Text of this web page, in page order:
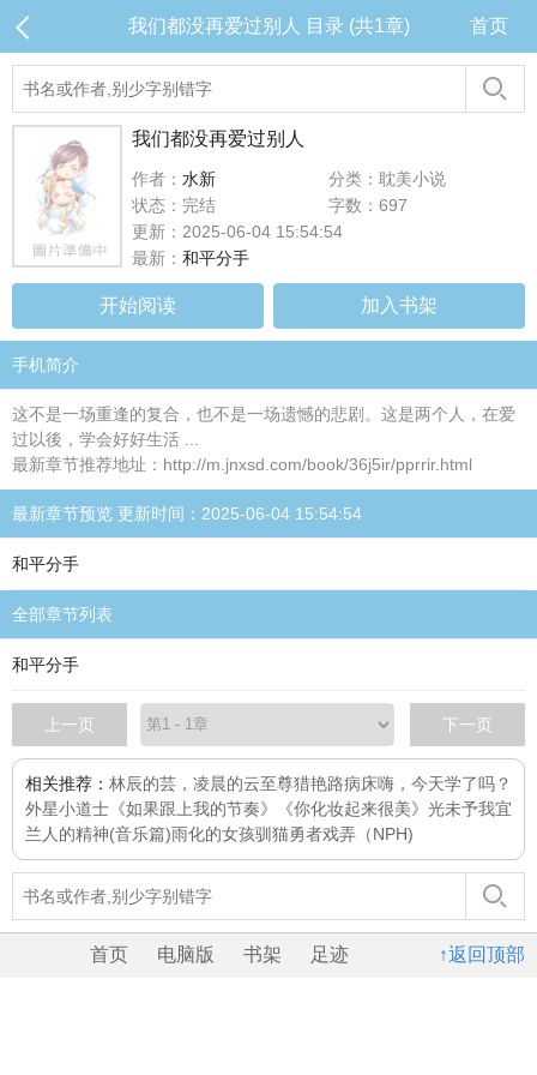
我们都没再爱过别人 目录 (共1章) 首页
我们都没再爱过别人
作者： 水新
分类：耽美小说
状态：完结
字数：697
更新：2025-06-04 15:54:54
最新： 和平分手
开始阅读 加入书架
手机简介
这不是一场重逢的复合，也不是一场遗憾的悲剧。这是两个人，在爱
过以後，学会好好生活 ...
最新章节推荐地址：http://m.jnxsd.com/book/36j5ir/pprrir.html
最新章节预览 更新时间：2025-06-04 15:54:54
和平分手
全部章节列表
和平分手
上一页 下一页
相关推荐： 林辰的芸，凌晨的云至尊猎艳路病床嗨，今天学了吗？
外星小道士 《如果跟上我的节奏》 《你化妆起来很美》 光未予我宜
兰人的精神(音乐篇)雨化的女孩驯猫勇者戏弄（NPH)
↑返回顶部
首页 电脑版 书架 足迹